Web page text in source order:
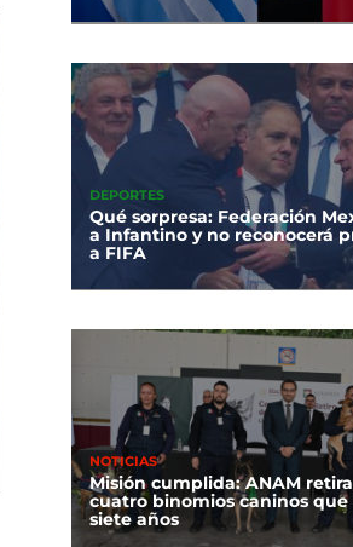
DEPORTES
Qué sorpresa: Federación
a Infantino y no reconocerá
a FIFA
NOTICIAS
Misión cumplida: ANAM
cuatro binomios caninos
siete años